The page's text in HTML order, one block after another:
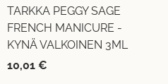
TARKKA PEGGY SAGE
FRENCH MANICURE -
KYNÄ VALKOINEN 3ML
10,01 €